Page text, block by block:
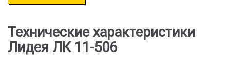
Технические характеристики
Лидея ЛК 11-506